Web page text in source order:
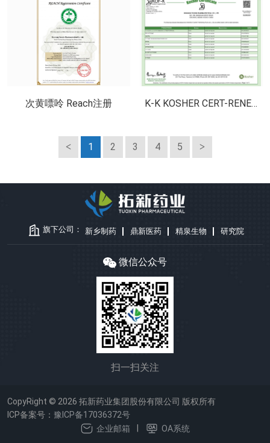
次黄嘌呤 Reach注册 K-K KOSHER CERT-RENEWAL
1 2 3 4 5
旗下公司： 新乡制药 鼎新医药 精泉生物 研究院
微信公众号
扫一扫关注
CopyRight © 2026 拓新药业集团股份有限公司 版权所有
ICP备案号： 豫ICP备17036372号
企业邮箱
OA系统